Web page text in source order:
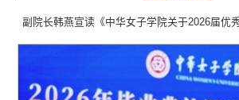
副院长韩燕宣读《中华女子学院关于2026届优